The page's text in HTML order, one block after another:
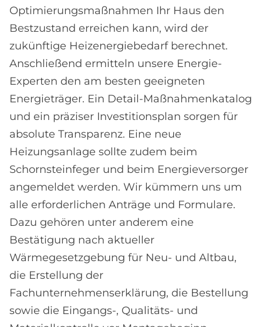
Optimierungsmaßnahmen Ihr Haus den
Bestzustand erreichen kann, wird der
zukünftige Heizenergiebedarf berechnet.
Anschließend ermitteln unsere Energie-
Experten den am besten geeigneten
Energieträger. Ein Detail-Maßnahmenkatalog
und ein präziser Investitionsplan sorgen für
absolute Transparenz. Eine neue
Heizungsanlage sollte zudem beim
Schornsteinfeger und beim Energieversorger
angemeldet werden. Wir kümmern uns um
alle erforderlichen Anträge und Formulare.
Dazu gehören unter anderem eine
Bestätigung nach aktueller
Wärmegesetzgebung für Neu- und Altbau,
die Erstellung der
Fachunternehmenserklärung, die Bestellung
sowie die Eingangs-, Qualitäts- und